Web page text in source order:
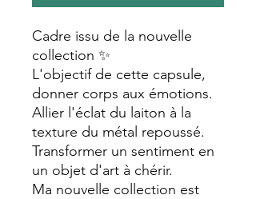
Cadre issu de la nouvelle
collection ✨️
L'objectif de cette capsule,
donner corps aux émotions.
Allier l'éclat du laiton à la
texture du métal repoussé.
Transformer un sentiment en
un objet d'art à chérir.
​Ma nouvelle collection est